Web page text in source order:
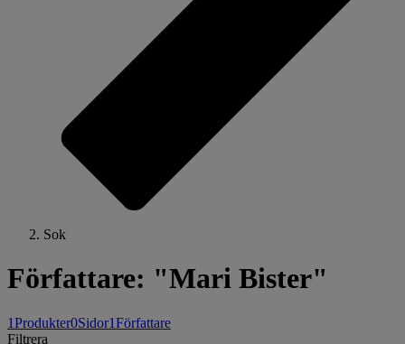
Sok
Författare: "Mari Bister"
1Produkter0Sidor1Författare
Filtrera